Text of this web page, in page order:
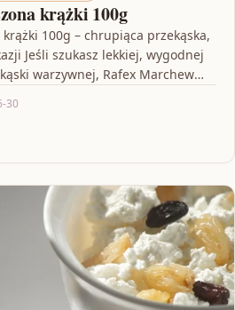
krążki 100g
100g – chrupiąca przekąska,
Jeśli szukasz lekkiej, wygodnej
warzywnej, Rafex Marchew
30